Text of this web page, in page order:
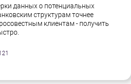
данных о потенциальных
структурам точнее
клиентам - получить